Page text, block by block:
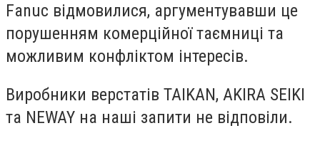
Fanuc відмовилися, аргументувавши це
порушенням комерційної таємниці та
можливим конфліктом інтересів.
Виробники верстатів TAIKAN, AKIRA SEIKI
та NEWAY на наші запити не відповіли.